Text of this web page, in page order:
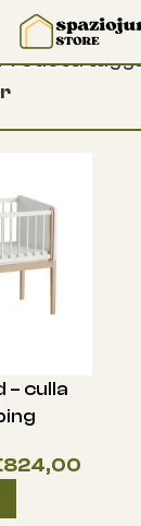
– culla
824,00